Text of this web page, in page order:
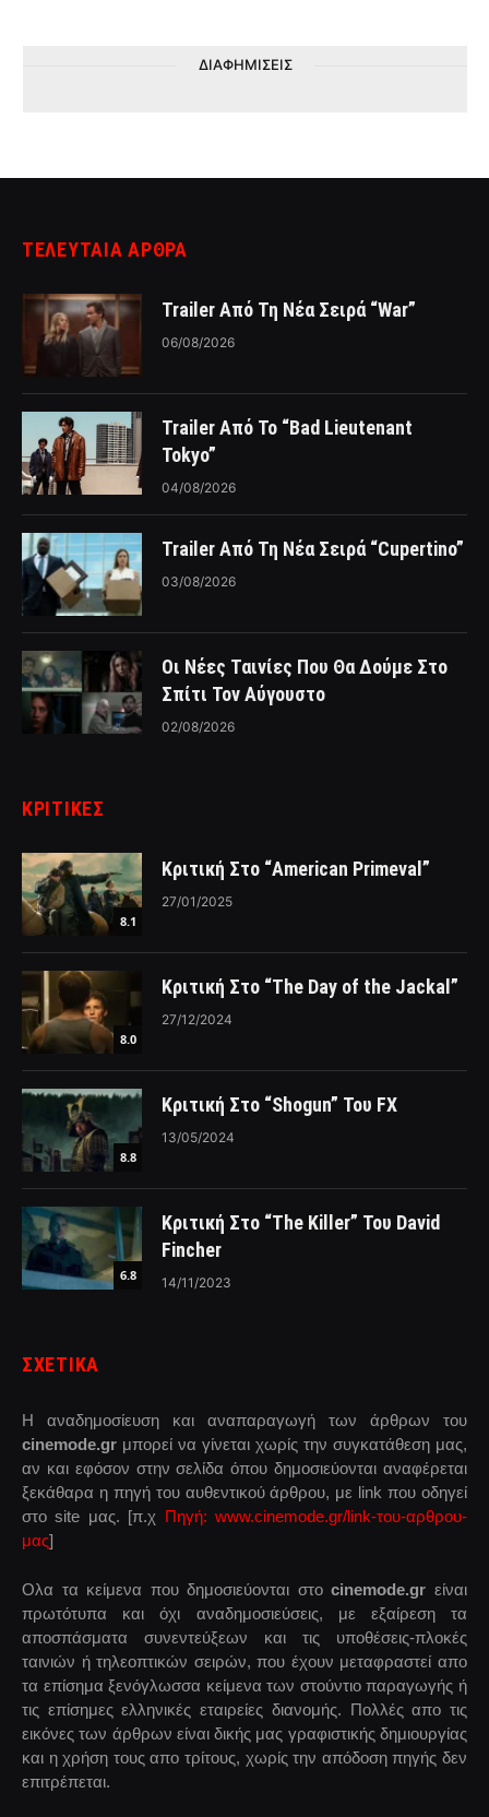
ΔΙΑΦΗΜΙΣΕΙΣ
ΤΕΛΕΥΤΑΙΑ ΑΡΘΡΑ
Trailer Από Τη Νέα Σειρά “War”
06/08/2026
Trailer Από Το “Bad Lieutenant
Tokyo”
04/08/2026
Trailer Από Τη Νέα Σειρά “Cupertino”
03/08/2026
Οι Νέες Ταινίες Που Θα Δούμε Στο
Σπίτι Τον Αύγουστο
02/08/2026
ΚΡΙΤΙΚΈΣ
8.1
Κριτική Στο “American Primeval”
27/01/2025
8.0
Κριτική Στο “The Day of the Jackal”
27/12/2024
8.8
Κριτική Στο “Shogun” Του FX
13/05/2024
6.8
Κριτική Στο “The Killer” Του David
Fincher
14/11/2023
ΣΧΕΤΙΚΑ
Η αναδημοσίευση και αναπαραγωγή των άρθρων του
cinemode.gr μπορεί να γίνεται χωρίς την συγκατάθεση μας,
αν και εφόσον στην σελίδα όπου δημοσιεύονται αναφέρεται
ξεκάθαρα η πηγή του αυθεντικού άρθρου, με link που οδηγεί
στο site μας. [π.χ Πηγή: www.cinemode.gr/link-του-αρθρου-
μας]
Ολα τα κείμενα που δημοσιεύονται στοcinemode.gr είναι
πρωτότυπα και όχι αναδημοσιεύσεις, με εξαίρεση τα
αποσπάσματα συνεντεύξεων και τις υποθέσεις-πλοκές
ταινιών ή τηλεοπτικών σειρών, που έχουν μεταφραστεί απο
τα επίσημα ξενόγλωσσα κείμενα των στούντιο παραγωγής ή
τις επίσημες ελληνικές εταιρείες διανομής. Πολλές απο τις
εικόνες των άρθρων είναι δικής μας γραφιστικής δημιουργίας
και η χρήση τους απο τρίτους, χωρίς την απόδοση πηγής δεν
επιτρέπεται.